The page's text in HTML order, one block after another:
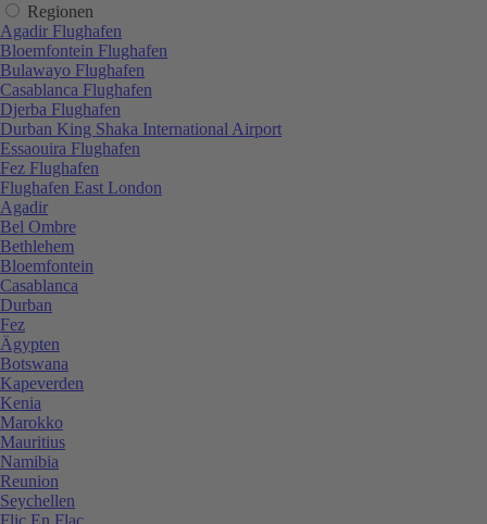
Regionen
Agadir Flughafen
Bloemfontein Flughafen
Bulawayo Flughafen
Casablanca Flughafen
Djerba Flughafen
Durban King Shaka International Airport
Essaouira Flughafen
Fez Flughafen
Flughafen East London
Agadir
Bel Ombre
Bethlehem
Bloemfontein
Casablanca
Durban
Fez
Ägypten
Botswana
Kapeverden
Kenia
Marokko
Mauritius
Namibia
Reunion
Seychellen
Flic En Flac